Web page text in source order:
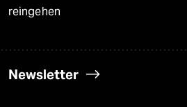
reingehen
Newsletter